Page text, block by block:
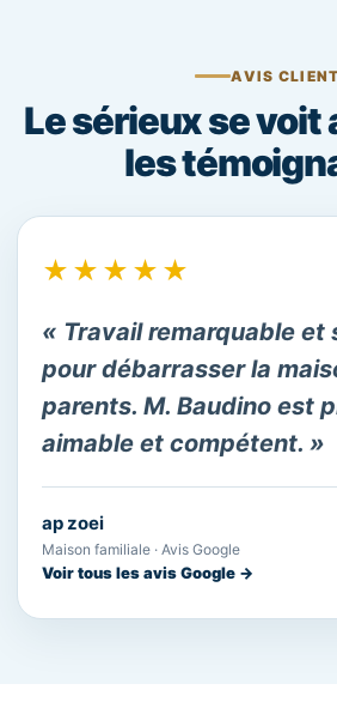
AVIS CLIENT
Le sérieux se voit
les
★★★★★
« Travail remarquable et
pour débarrasser la
parents. M. Baudino est
aimable et compétent. »
ap zoei
Maison familiale · Avis Google
Voir tous les avis Google →